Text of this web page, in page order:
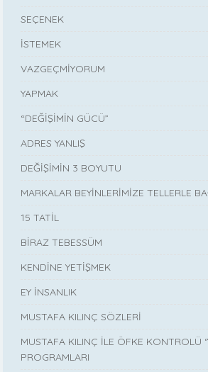
SEÇENEK
İSTEMEK
VAZGEÇMİYORUM
YAPMAK
“DEĞİŞİMİN GÜCÜ”
ADRES YANLIŞ
DEĞİŞİMİN 3 BOYUTU
MARKALAR BEYİNLERİMİZE TELLERLE
15 TATİL
BİRAZ TEBESSÜM
KENDİNE YETİŞMEK
EY İNSANLIK
MUSTAFA KILINÇ SÖZLERİ
MUSTAFA KILINÇ İLE ÖFKE KONTROLÜ
PROGRAMLARI